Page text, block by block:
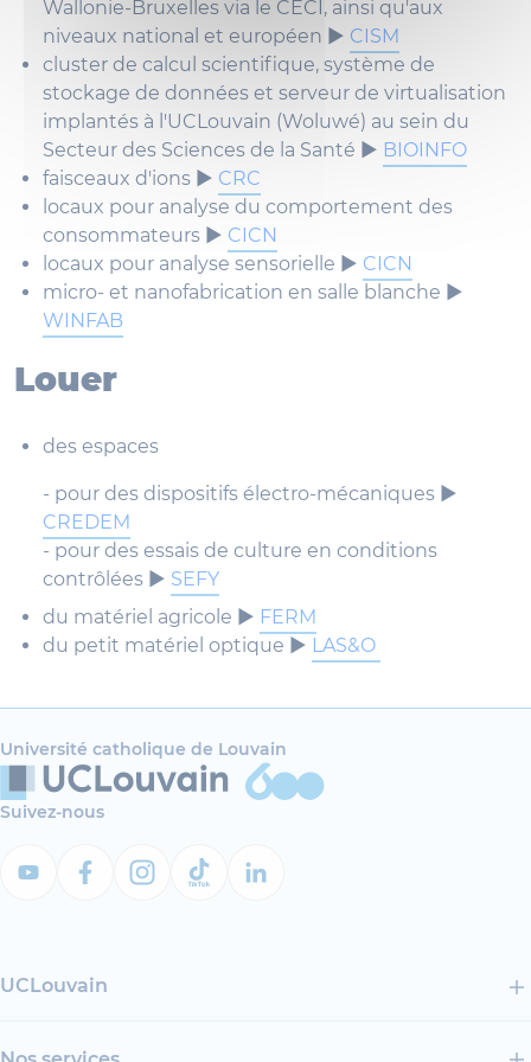
Wallonie-Bruxelles via le CECI, ainsi qu'aux
niveaux national et européen ► CISM
cluster de calcul scientifique, système de
stockage de données et serveur de virtualisation
implantés à l'UCLouvain (Woluwé) au sein du
Secteur des Sciences de la Santé ► BIOINFO
faisceaux d'ions ► CRC
locaux pour analyse du comportement des
consommateurs ► CICN
locaux pour analyse sensorielle ► CICN
micro- et nanofabrication en salle blanche ►
WINFAB
Louer
des espaces
- pour des dispositifs électro-mécaniques ►
CREDEM
- pour des essais de culture en conditions
contrôlées ► SEFY
du matériel agricole ► FERM
du petit matériel optique ► LAS&O
Université catholique de Louvain
Suivez-nous
UCLouvain